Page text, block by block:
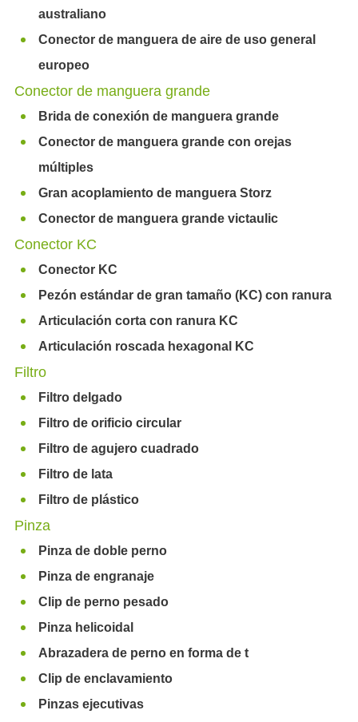
australiano
Conector de manguera de aire de uso general
europeo
Conector de manguera grande
Brida de conexión de manguera grande
Conector de manguera grande con orejas
múltiples
Gran acoplamiento de manguera Storz
Conector de manguera grande victaulic
Conector KC
Conector KC
Pezón estándar de gran tamaño (KC) con ranura
Articulación corta con ranura KC
Articulación roscada hexagonal KC
Filtro
Filtro delgado
Filtro de orificio circular
Filtro de agujero cuadrado
Filtro de lata
Filtro de plástico
Pinza
Pinza de doble perno
Pinza de engranaje
Clip de perno pesado
Pinza helicoidal
Abrazadera de perno en forma de t
Clip de enclavamiento
Pinzas ejecutivas